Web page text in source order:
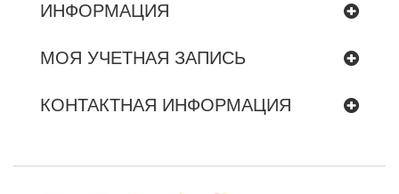
ИНФОРМАЦИЯ
МОЯ УЧЕТНАЯ ЗАПИСЬ
КОНТАКТНАЯ ИНФОРМАЦИЯ